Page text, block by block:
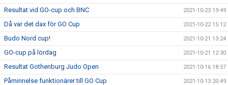
Resultat vid GO-cup och BNC 2021-10-23 19:49
Då var det dax för GO Cup 2021-10-22 15:12
Budo Nord cup! 2021-10-21 13:24
GO-cup på lördag 2021-10-21 12:30
Resultat Gothenburg Judo Open 2021-10-16 18:57
Påminnelse funktionärer till GO Cup 2021-10-13 20:49